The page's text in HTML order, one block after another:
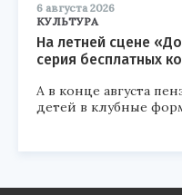
6 августа 2026
КУЛЬТУРА
На летней сцене
серия бесплатных
А в конце августа
детей в клубные